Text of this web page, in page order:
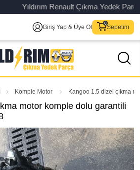
Yıldırım Renault Çıkma Yedek
Giriş Yap & Üye Ol Sepetim
Komple Motor Kangoo 1.5 dizel çıkma
motor komple dolu garantili